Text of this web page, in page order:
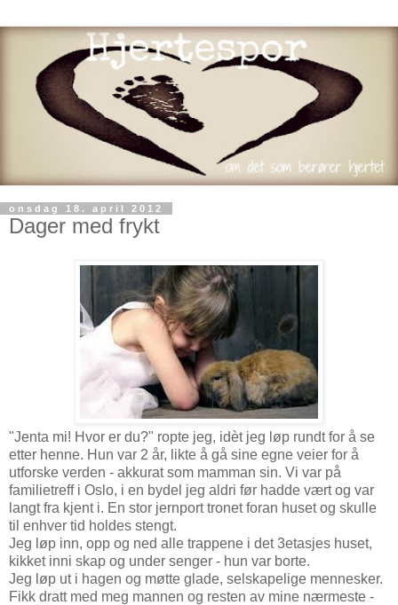
onsdag 18. april 2012
Dager med frykt
"Jenta mi! Hvor er du?" ropte jeg, idèt jeg løp rundt for å se
etter henne. Hun var 2 år, likte å gå sine egne veier for å
utforske verden - akkurat som mamman sin. Vi var på
familietreff i Oslo, i en bydel jeg aldri før hadde vært og var
langt fra kjent i. En stor jernport tronet foran huset og skulle
til enhver tid holdes stengt.
Jeg løp inn, opp og ned alle trappene i det 3etasjes huset,
kikket inni skap og under senger - hun var borte.
Jeg løp ut i hagen og møtte glade, selskapelige mennesker.
Fikk dratt med meg mannen og resten av mine nærmeste -